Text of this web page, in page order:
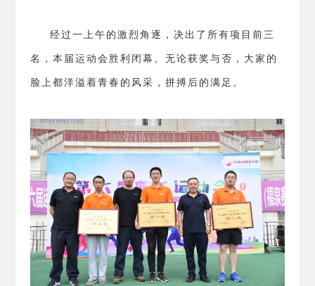
经过一上午的激烈角逐，决出了所有项目前三
名，本届运动会胜利闭幕。无论获奖与否，大家的
脸上都洋溢着青春的风采，拼搏后的满足。